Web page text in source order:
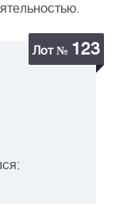
Лот № 123